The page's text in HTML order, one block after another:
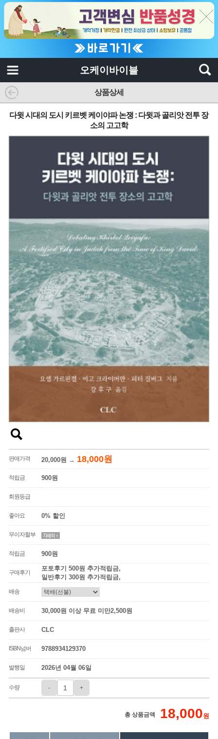
오케이바이블
상품상세
다윗 시대의 도시 키르벳 케이야파 논쟁 : 다윗과 골리앗 전투 장
소의 고고학
판매가격 20,000원 → 18,000원
적립금 900원
회원등급
좋아요 0% 할인
무이자할부
적립금 900원
구매후기
포토후기 500원 추가적립금,
일반후기 300원 추가적립금,
배송
배송비 30,000원 이상 무료 미만2,500원
출판사 CLC
ISBN넘버 9788934129370
발행일 2026년 04월 06일
수량 - +
총 상품금액 18,000원